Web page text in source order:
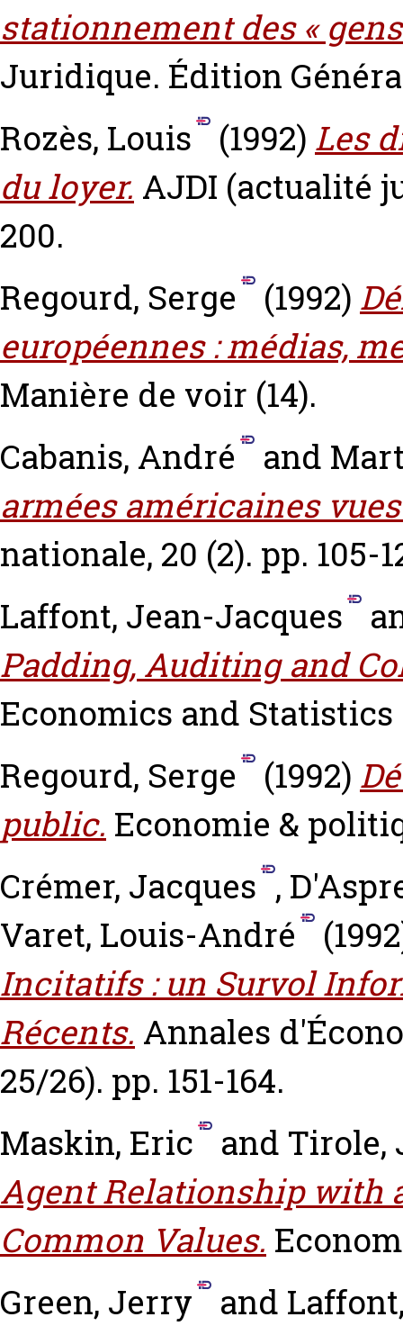
stationnement des «
Juridique. Édition
Rozès, Louis
(1992) Les
du loyer. AJDI (actualité
200.
Regourd, Serge
(1992)
européennes : médias,
Manière de voir (14).
Cabanis, André
and
armées américaines
nationale, 20 (2). pp. 105-
Laffont, Jean-Jacques
Padding, Auditing and
Economics and Statistics
Regourd, Serge
(1992)
public. Economie &
Crémer, Jacques ,
Varet, Louis-André
Incitatifs : un Survol
Récents. Annales
25/26). pp. 151-164.
Maskin, Eric
and Tirole,
Agent Relationship with
Common Values.
Green, Jerry
and